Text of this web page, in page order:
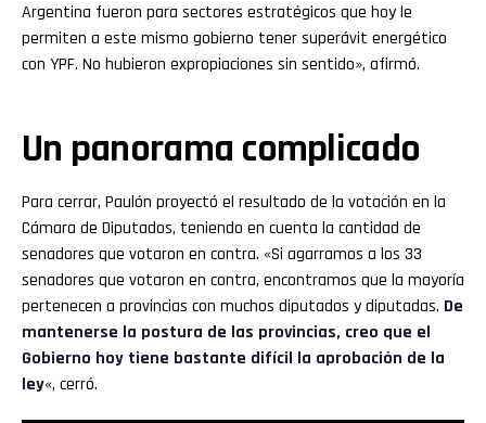
Argentina fueron para sectores estratégicos que hoy le
permiten a este mismo gobierno tener superávit energético
con YPF. No hubieron expropiaciones sin sentido», afirmó.
Un panorama complicado
Para cerrar, Paulón proyectó el resultado de la votación en la
Cámara de Diputados, teniendo en cuenta la cantidad de
senadores que votaron en contra. «Si agarramos a los 33
senadores que votaron en contra, encontramos que la mayoría
pertenecen a provincias con muchos diputados y diputadas. De
mantenerse la postura de las provincias, creo que el
Gobierno hoy tiene bastante difícil la aprobación de la
ley«, cerró.